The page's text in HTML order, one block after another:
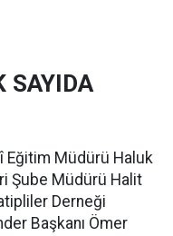
SAYIDA
Eğitim Müdürü Haluk
Şube Müdürü Halit
Derneği
Başkanı Ömer